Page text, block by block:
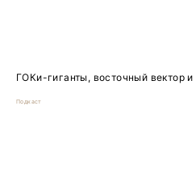
ГОКи-гиганты, восточный вектор
Подкаст